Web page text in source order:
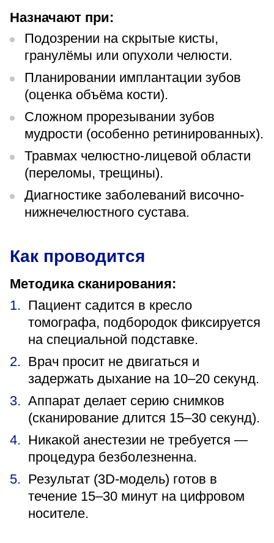
Версия для слабовидящих
Назначают при:
Подозрении на скрытые кисты,
гранулёмы или опухоли челюсти.
Планировании имплантации зубов
(оценка объёма кости).
Сложном прорезывании зубов
мудрости (особенно ретинированных).
Травмах челюстно-лицевой области
(переломы, трещины).
Диагностике заболеваний височно-
нижнечелюстного сустава.
Как проводится
Методика сканирования:
Пациент садится в кресло
томографа, подбородок фиксируется
на специальной подставке.
Врач просит не двигаться и
задержать дыхание на 10–20 секунд.
Аппарат делает серию снимков
(сканирование длится 15–30 секунд).
Никакой анестезии не требуется —
процедура безболезненна.
Результат (3D-модель) готов в
течение 15–30 минут на цифровом
носителе.